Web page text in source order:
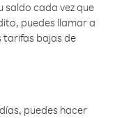
saldo cada vez que
puedes llamar a
tarifas bajas de
puedes hacer